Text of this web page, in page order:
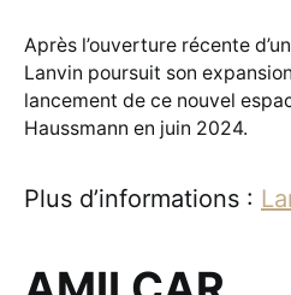
Après l’ouverture récente
Lanvin poursuit son
lancement de ce nouvel
Haussmann en juin 2024.
Plus d’informations :